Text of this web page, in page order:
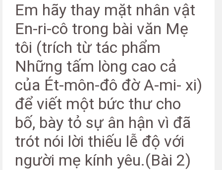
Em hãy thay mặt nhân vật
En-ri-cô trong bài văn Mẹ
tôi (trích từ tác phẩm
Những tấm lòng cao cả
của Ét-môn-đô đờ A-mi- xi)
để viết một bức thư cho
bố, bày tỏ sự ân hận vì đã
trót nói lời thiếu lễ độ với
người mẹ kính yêu.(Bài 2)